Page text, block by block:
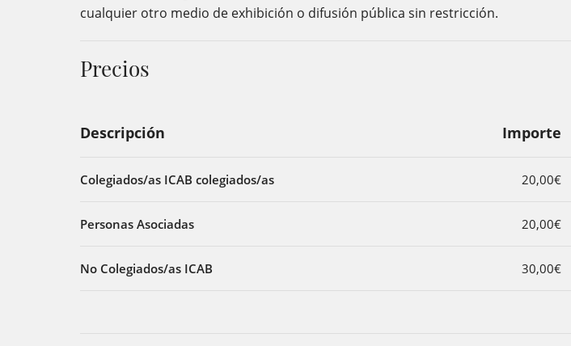
cualquier otro medio de exhibición o difusión pública sin restricción.
Precios
Descripción Importe
Colegiados/as ICAB colegiados/as 20,00€
Personas Asociadas 20,00€
No Colegiados/as ICAB 30,00€